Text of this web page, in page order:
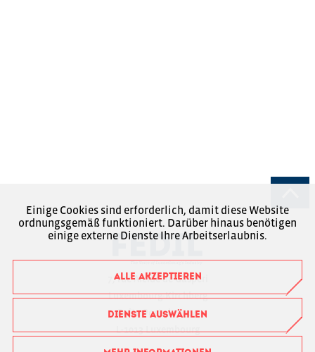
7, rue Alcide de Gasperi
Luxembourg-Kirchberg
Boîte Postale 1304
L-1013 Luxembourg
Einige Cookies sind erforderlich, damit diese Website
ordnungsgemäß funktioniert. Darüber hinaus benötigen
einige externe Dienste Ihre Arbeitserlaubnis.
ALLE AKZEPTIEREN
DIENSTE AUSWÄHLEN